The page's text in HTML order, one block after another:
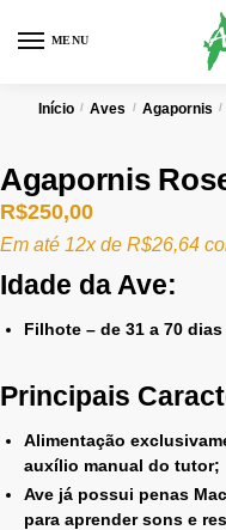
MENU
Início / Aves / Agapornis /
Agapornis
R$250,00
Em até 12x de R$26,64
Idade da Ave:
Filhote – de 31 a 70
Principais
Alimentação
auxílio manual do tutor;
Ave já possui penas
para aprender sons e